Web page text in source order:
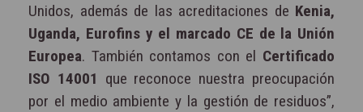
Unidos, además de las acreditaciones de Kenia,
Uganda, Eurofins y el marcado CE de la Unión
Europea. También contamos con el Certificado
ISO 14001 que reconoce nuestra preocupación
por el medio ambiente y la gestión de residuos”,